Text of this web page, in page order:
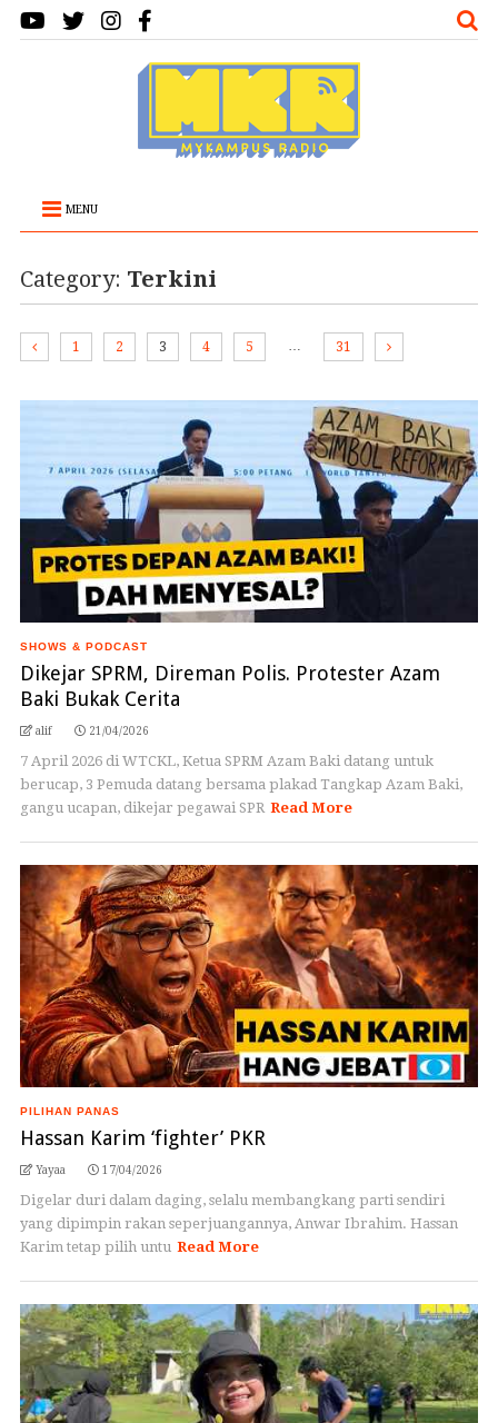
MENU
Category: Terkini
1 2 3 4 5 … 31
SHOWS & PODCAST
Dikejar SPRM, Direman Polis. Protester Azam
Baki Bukak Cerita
alif 21/04/2026
7 April 2026 di WTCKL, Ketua SPRM Azam Baki datang untuk
berucap, 3 Pemuda datang bersama plakad Tangkap Azam Baki,
gangu ucapan, dikejar pegawai SPR Read More
PILIHAN PANAS
Hassan Karim ‘fighter’ PKR
Yayaa 17/04/2026
Digelar duri dalam daging, selalu membangkang parti sendiri
yang dipimpin rakan seperjuangannya, Anwar Ibrahim. Hassan
Karim tetap pilih untu Read More